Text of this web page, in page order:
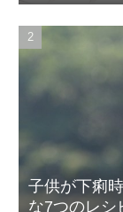
子供が下痢
な7つのレシ